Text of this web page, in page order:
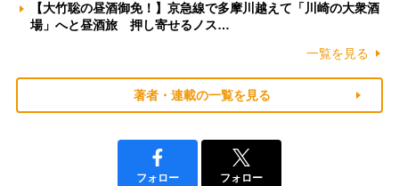
【大竹聡の昼酒御免！】京急線で多摩川越えて「川崎の大衆酒
場」へと昼酒旅 押し寄せるノス…
一覧を見る
著者・連載の一覧を見る
フォロー フォロー